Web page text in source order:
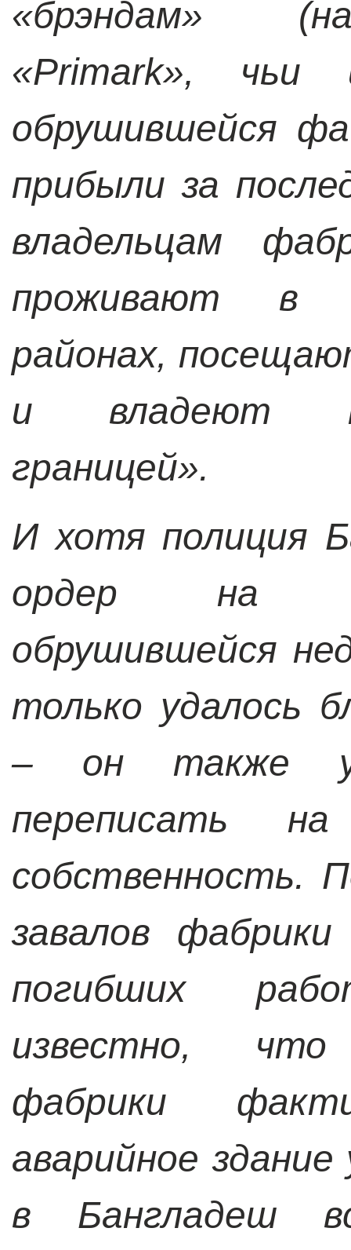
«брэндам»
«Primark», чьи
обрушившейся
прибыли за
владельцам
проживают в
районах,
и владеют
границей».
И хотя полиция
ордер на
обрушившейся
только удалось
– он также
переписать
собственность.
завалов
погибших
известно,
фабрики
аварийное
в Бангладеш